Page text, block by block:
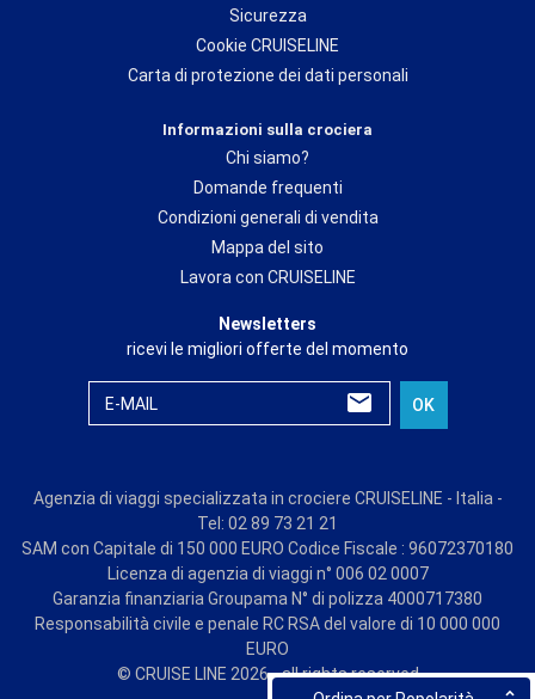
Sicurezza
Cookie CRUISELINE
Carta di protezione dei dati personali
Informazioni sulla crociera
Chi siamo?
Domande frequenti
Condizioni generali di vendita
Mappa del sito
Lavora con CRUISELINE
Newsletters
ricevi le migliori offerte del momento
E-MAIL OK
Agenzia di viaggi specializzata in crociere CRUISELINE - Italia -
Tel: 02 89 73 21 21
SAM con Capitale di 150 000 EURO Codice Fiscale : 96072370180
Licenza di agenzia di viaggi n° 006 02 0007
Garanzia finanziaria Groupama N° di polizza 4000717380
Responsabilità civile e penale RC RSA del valore di 10 000 000
EURO
© CRUISE LINE 2026 - all rights reserved